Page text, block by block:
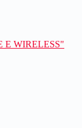
E WIRELESS"